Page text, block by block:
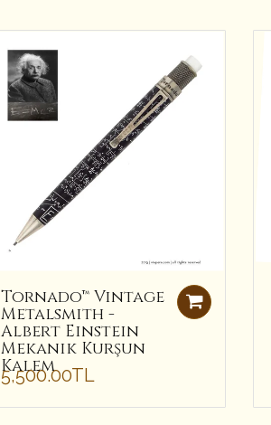
Tornado™ Vintage
Metalsmith -
Albert Einstein
Mekanik Kurşun
Kalem
5,500.00TL